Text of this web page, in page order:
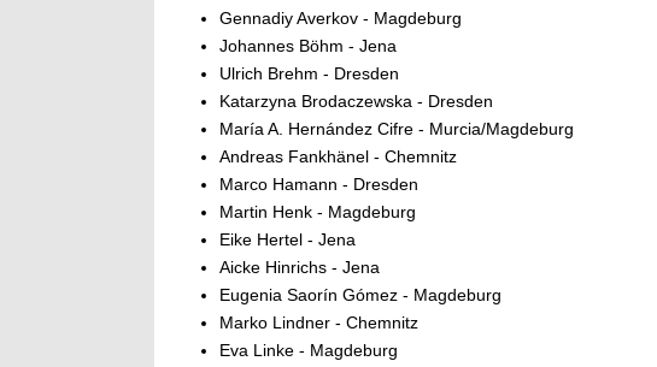
Gennadiy Averkov - Magdeburg
Johannes Böhm - Jena
Ulrich Brehm - Dresden
Katarzyna Brodaczewska - Dresden
María A. Hernández Cifre - Murcia/Magdeburg
Andreas Fankhänel - Chemnitz
Marco Hamann - Dresden
Martin Henk - Magdeburg
Eike Hertel - Jena
Aicke Hinrichs - Jena
Eugenia Saorín Gómez - Magdeburg
Marko Lindner - Chemnitz
Eva Linke - Magdeburg